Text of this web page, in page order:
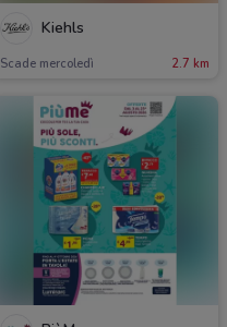
Kiehls
Scade mercoledì 2.7 km